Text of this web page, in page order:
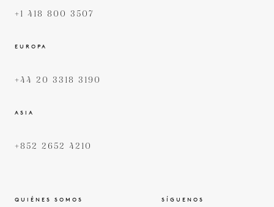
+1 418 800 3507
EUROPA
+44 20 3318 3190
ASIA
+852 2652 4210
QUIÉNES SOMOS SÍGUENOS